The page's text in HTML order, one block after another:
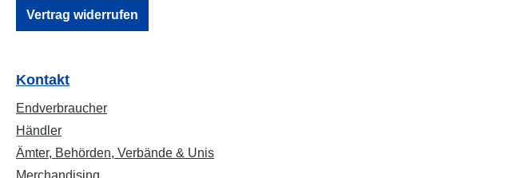
Vertrag widerrufen
Kontakt
Endverbraucher
Händler
Ämter, Behörden, Verbände & Unis